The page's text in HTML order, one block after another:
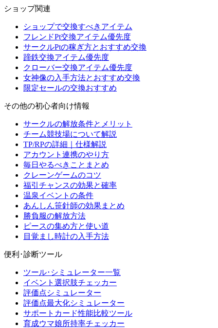
ショップ関連
ショップで交換すべきアイテム
フレンドPt交換アイテム優先度
サークルPtの稼ぎ方とおすすめ交換
蹄鉄交換アイテム優先度
クローバー交換アイテム優先度
女神像の入手方法とおすすめ交換
限定セールの交換おすすめ
その他の初心者向け情報
サークルの解放条件とメリット
チーム競技場について解説
TP/RPの詳細｜仕様解説
アカウント連携のやり方
毎日やるべきことまとめ
クレーンゲームのコツ
福引チャンスの効果と確率
温泉イベントの条件
あんしん笹針師の効果まとめ
勝負服の解放方法
ピースの集め方と使い道
目覚まし時計の入手方法
便利･診断ツール
ツール･シミュレーター一覧
イベント選択肢チェッカー
評価点シミュレーター
評価点最大化シミュレーター
サポートカード性能比較ツール
育成ウマ娘所持率チェッカー